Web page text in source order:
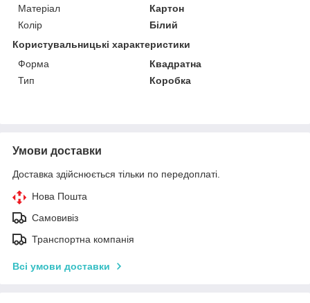
Матеріал
Картон
Колір
Білий
Користувальницькі характеристики
Форма
Квадратна
Тип
Коробка
Умови доставки
Доставка здійснюється тільки по передоплаті.
Нова Пошта
Самовивіз
Транспортна компанія
Всі умови доставки